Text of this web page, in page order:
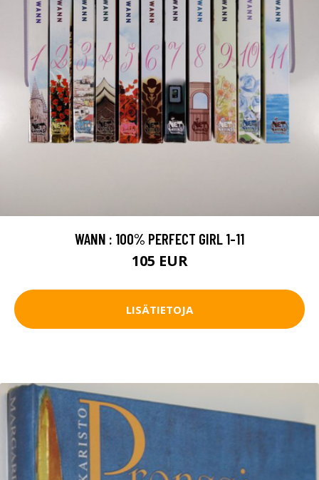
WANN : 100% PERFECT GIRL 1-11
105 EUR
LISÄTIETOJA